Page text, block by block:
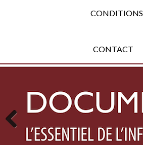
CONDITIONS
CONTACT
Previous